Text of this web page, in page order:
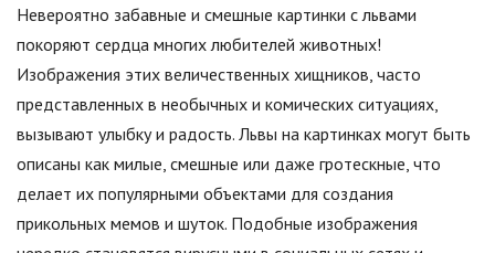
Невероятно забавные и смешные картинки с львами
покоряют сердца многих любителей животных!
Изображения этих величественных хищников, часто
представленных в необычных и комических ситуациях,
вызывают улыбку и радость. Львы на картинках могут быть
описаны как милые, смешные или даже гротескные, что
делает их популярными объектами для создания
прикольных мемов и шуток. Подобные изображения